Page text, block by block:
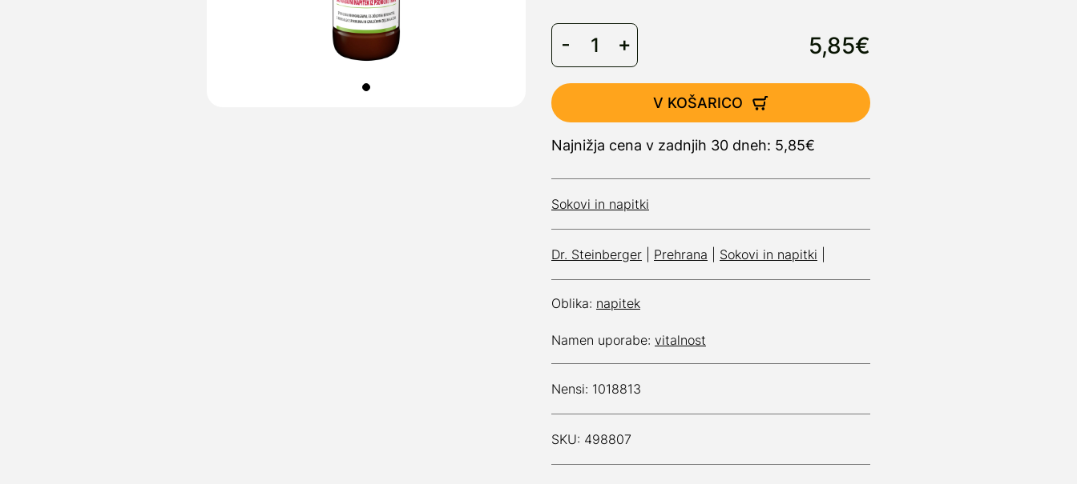
5,85€
V KOŠARICO
Najnižja cena v zadnjih 30 dneh: 5,85€
Sokovi in napitki
Dr. Steinberger Prehrana Sokovi in napitki
Oblika: napitek
Namen uporabe: vitalnost
Nensi: 1018813
SKU: 498807